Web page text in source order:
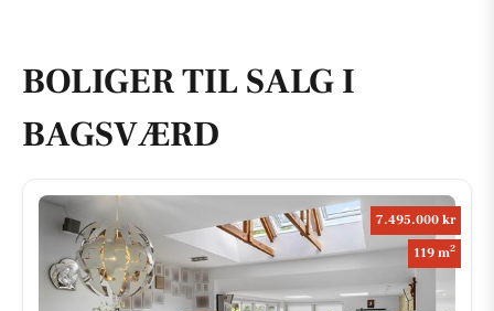
BOLIGER TIL SALG I
BAGSVÆRD
7.495.000 kr
119 m2